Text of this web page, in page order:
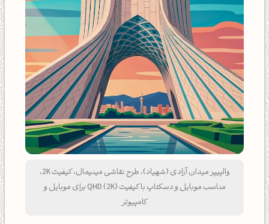
والپیپر میدان آزادی (شهیاد)، طرح نقاشی مینیمال، کیفیت 2K،
مناسب موبایل و دسکتاپ با کیفیت QHD (2K) برای موبایل و
کامپیوتر